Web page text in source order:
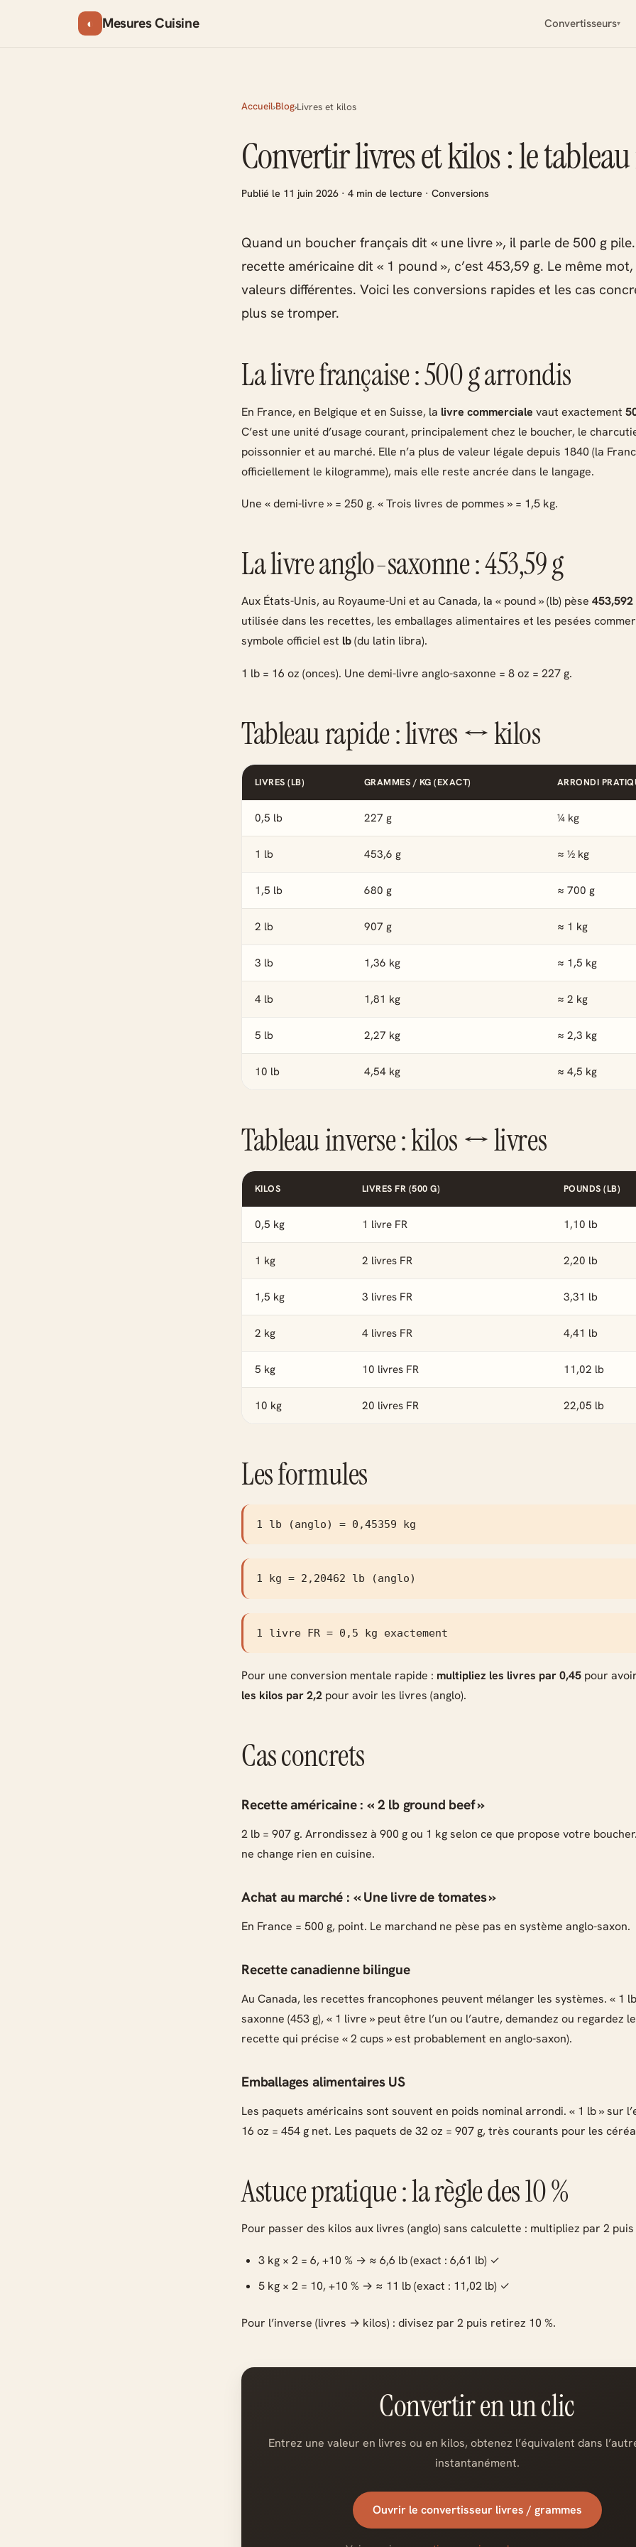
◐ Mesures Cuisine Convertisseurs
Accueil›Blog›Livres et kilos
Convertir livres et kilos : le
Publié le 11 juin 2026 · 4 min de lecture · Conversions
Quand un boucher français dit « une livre », il parle de 500 g
recette américaine dit « 1 pound », c’est 453,59 g. Le même
valeurs différentes. Voici les conversions rapides et les cas
plus se tromper.
La livre française : 500 g arrondis
En France, en Belgique et en Suisse, la livre commerciale vaut exactement
C’est une unité d’usage courant, principalement chez le boucher, le
poissonnier et au marché. Elle n’a plus de valeur légale depuis 1840 (la
officiellement le kilogramme), mais elle reste ancrée dans le langage.
Une « demi-livre » = 250 g. « Trois livres de pommes » = 1,5 kg.
La livre anglo-saxonne : 453,59 g
Aux États-Unis, au Royaume-Uni et au Canada, la « pound » (lb) pèse 453,592
utilisée dans les recettes, les emballages alimentaires et les pesées
symbole officiel est lb(du latin libra).
1 lb = 16 oz (onces). Une demi-livre anglo-saxonne = 8 oz = 227 g.
Tableau rapide : livres ↔ kilos
LIVRES (LB) GRAMMES / KG (EXACT) ARRONDI
0,5 lb 227 g ¼ kg
1 lb 453,6 g ≈ ½ kg
1,5 lb 680 g ≈ 700 g
2 lb 907 g ≈ 1 kg
3 lb 1,36 kg ≈ 1,5 kg
4 lb 1,81 kg ≈ 2 kg
5 lb 2,27 kg ≈ 2,3 kg
10 lb 4,54 kg ≈ 4,5 kg
Tableau inverse : kilos ↔ livres
KILOS LIVRES FR (500 G) POUNDS (LB)
0,5 kg 1 livre FR 1,10 lb
1 kg 2 livres FR 2,20 lb
1,5 kg 3 livres FR 3,31 lb
2 kg 4 livres FR 4,41 lb
5 kg 10 livres FR 11,02 lb
10 kg 20 livres FR 22,05 lb
Les formules
1 lb (anglo) = 0,45359 kg
1 kg = 2,20462 lb (anglo)
1 livre FR = 0,5 kg exactement
Pour une conversion mentale rapide : multipliez les livres par 0,45 pour
les kilos par 2,2 pour avoir les livres (anglo).
Cas concrets
Recette américaine : « 2 lb ground beef »
2 lb = 907 g. Arrondissez à 900 g ou 1 kg selon ce que propose votre
ne change rien en cuisine.
Achat au marché : « Une livre de tomates »
En France = 500 g, point. Le marchand ne pèse pas en système anglo-saxon.
Recette canadienne bilingue
Au Canada, les recettes francophones peuvent mélanger les systèmes. « 1
saxonne (453 g), « 1 livre » peut être l’un ou l’autre, demandez ou regardez
recette qui précise « 2 cups » est probablement en anglo-saxon).
Emballages alimentaires US
Les paquets américains sont souvent en poids nominal arrondi. « 1 lb » sur
16 oz = 454 g net. Les paquets de 32 oz = 907 g, très courants pour les
Astuce pratique : la règle des 10 %
Pour passer des kilos aux livres (anglo) sans calculette : multipliez par 2
3 kg × 2 = 6, +10 % → ≈ 6,6 lb (exact : 6,61 lb) ✓
5 kg × 2 = 10, +10 % → ≈ 11 lb (exact : 11,02 lb) ✓
Pour l’inverse (livres → kilos) : divisez par 2 puis retirez 10 %.
Convertir en un clic
Entrez une valeur en livres ou en kilos, obtenez l’équivalent dans
instantanément.
Ouvrir le convertisseur livres / grammes